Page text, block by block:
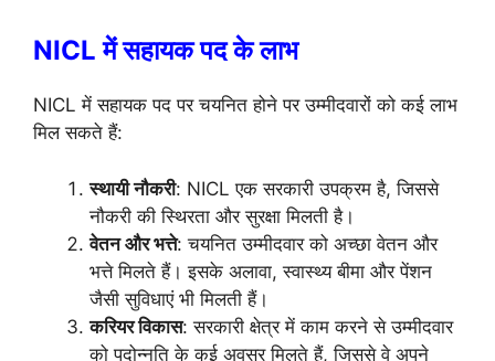
NICL में सहायक पद के लाभ
NICL में सहायक पद पर चयनित होने पर उम्मीदवारों को कई लाभ
मिल सकते हैं:
स्थायी नौकरी: NICL एक सरकारी उपक्रम है, जिससे
नौकरी की स्थिरता और सुरक्षा मिलती है।
वेतन और भत्ते: चयनित उम्मीदवार को अच्छा वेतन और
भत्ते मिलते हैं। इसके अलावा, स्वास्थ्य बीमा और पेंशन
जैसी सुविधाएं भी मिलती हैं।
करियर विकास: सरकारी क्षेत्र में काम करने से उम्मीदवार
को पदोन्नति के कई अवसर मिलते हैं, जिससे वे अपने